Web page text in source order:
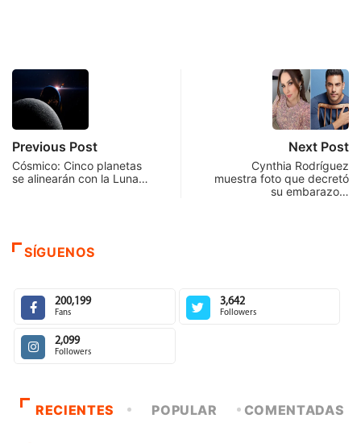
Previous Post
Cósmico: Cinco planetas
se alinearán con la Luna…
Next Post
Cynthia Rodríguez
muestra foto que decretó
su embarazo…
SÍGUENOS
200,199
Fans
3,642
Followers
2,099
Followers
RECIENTES POPULAR COMENTADAS